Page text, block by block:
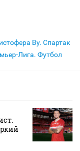
Ву. Спартак
Лига. Футбол